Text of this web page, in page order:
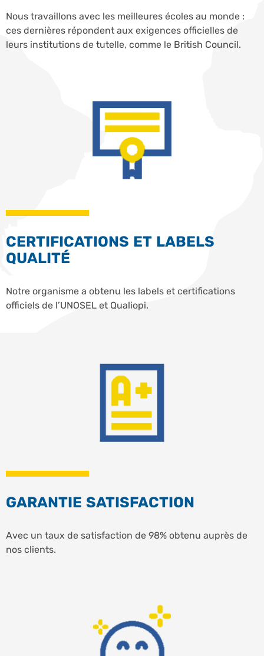
Nous travaillons avec les meilleures écoles au monde :
ces dernières répondent aux exigences officielles de
leurs institutions de tutelle, comme le British Council.
CERTIFICATIONS ET LABELS
QUALITÉ
Notre organisme a obtenu les labels et certifications
officiels de l’UNOSEL et Qualiopi.
GARANTIE SATISFACTION
Avec un taux de satisfaction de 98% obtenu auprès de
nos clients.